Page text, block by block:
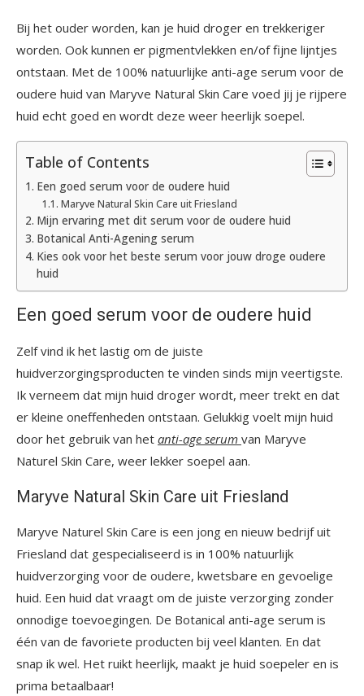
Bij het ouder worden, kan je huid droger en trekkeriger
worden. Ook kunnen er pigmentvlekken en/of fijne lijntjes
ontstaan. Met de 100% natuurlijke anti-age serum voor de
oudere huid van Maryve Natural Skin Care voed jij je rijpere
huid echt goed en wordt deze weer heerlijk soepel.
Table of Contents
Een goed serum voor de oudere huid
Maryve Natural Skin Care uit Friesland
Mijn ervaring met dit serum voor de oudere huid
Botanical Anti-Agening serum
Kies ook voor het beste serum voor jouw droge oudere
huid
Een goed serum voor de oudere huid
Zelf vind ik het lastig om de juiste
huidverzorgingsproducten te vinden sinds mijn veertigste.
Ik verneem dat mijn huid droger wordt, meer trekt en dat
er kleine oneffenheden ontstaan. Gelukkig voelt mijn huid
door het gebruik van het anti-age serum van Maryve
Naturel Skin Care, weer lekker soepel aan.
Maryve Natural Skin Care uit Friesland
Maryve Naturel Skin Care is een jong en nieuw bedrijf uit
Friesland dat gespecialiseerd is in 100% natuurlijk
huidverzorging voor de oudere, kwetsbare en gevoelige
huid. Een huid dat vraagt om de juiste verzorging zonder
onnodige toevoegingen. De Botanical anti-age serum is
één van de favoriete producten bij veel klanten. En dat
snap ik wel. Het ruikt heerlijk, maakt je huid soepeler en is
prima betaalbaar!